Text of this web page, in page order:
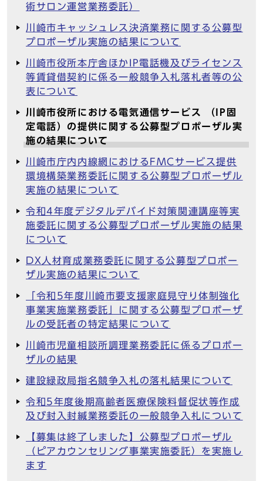
術サロン運営業務委託）
川崎市キャッシュレス決済業務に関する公募型
プロポーザル実施の結果について
川崎市役所本庁舎ほかIP電話機及びライセンス
等賃貸借契約に係る一般競争入札落札者等の公
表について
川崎市役所における電気通信サービス （IP固
定電話）の提供に関する公募型プロポーザル実
施の結果について
川崎市庁内内線網におけるFMCサービス提供
環境構築業務委託に関する公募型プロポーザル
実施の結果について
令和4年度デジタルデバイド対策関連講座等実
施委託に関する公募型プロポーザル実施の結果
について
DX人材育成業務委託に関する公募型プロポー
ザル実施の結果について
「令和5年度川崎市要支援家庭見守り体制強化
事業実施業務委託」に関する公募型プロポーザ
ルの受託者の特定結果について
川崎市児童相談所調理業務委託に係るプロポー
ザルの結果
建設緑政局指名競争入札の落札結果について
令和5年度後期高齢者医療保険料督促状等作成
及び封入封緘業務委託の一般競争入札について
【募集は終了しました】公募型プロポーザル
（ピアカウンセリング事業実施委託）を実施し
ます